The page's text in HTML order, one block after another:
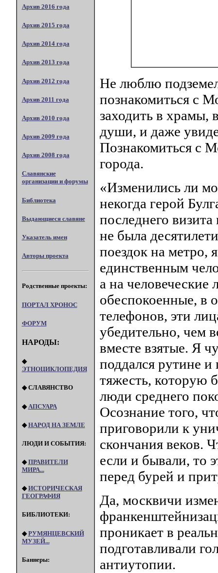
Архив 2016 года
Архив 2015 года
Архив 2014 года
Архив 2013 года
Архив 2012 года
Архив 2011 года
Архив 2010 года
Архив 2009 года
Архив 2008 года
Славянские
организации и форумы
Библиотека
Выдающиеся славяне
Указатель имен
Авторы проекта
Родственные проекты:
ПОРТАЛ XPOHOC
ФОРУМ
НАРОДЫ:
◆
ЭТНОЦИКЛОПЕДИЯ
◆ СЛАВЯНСТВО
◆ АПСУАРА
◆НАРОД НА ЗЕМЛЕ
ЛЮДИ И СОБЫТИЯ:
◆ПРАВИТЕЛИ
МИРА...
◆ИСТОРИЧЕСКАЯ
ГЕОГРАФИЯ
БИБЛИОТЕКИ:
◆РУМЯНЦЕВСКИЙ
МУЗЕЙ...
Баннеры:
Не люблю
познакомиться с
заходить в храмы,
души, и даже
Познакомиться с
города.
«Изменились ли
некогда герой
последнего
не была
поездок на метро,
единственным
а на
обеспокоенные, в
телефонов, эти
убедительно, чем
вместе взятые. Я
поддался рутине
тяжесть, которую
люди среднего
Осознание того,
приговорили к
скончания веков.
если и бывали, то
перед бурей и
Да, москвичи
проникает в
подготавливали
антиутопии.